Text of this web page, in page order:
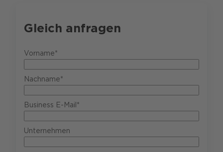
Gleich anfragen
Vorname*
Nachname*
Business E-Mail*
Unternehmen